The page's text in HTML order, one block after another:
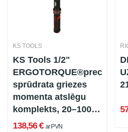
KS TOOLS
KS Tools 1/2"
ERGOTORQUE®precision
sprūdrata griezes
momenta atslēgu
komplekts, 20–100
Nm, 48 daļas
138,56 € ar PVN